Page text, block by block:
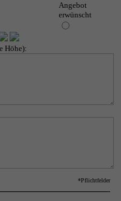
Angebot
erwünscht
Höhe):
*Pflichtfelder